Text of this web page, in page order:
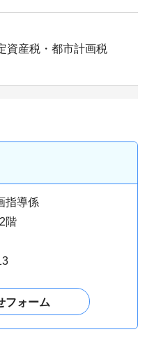
資産税・都市計画税
指導係
階